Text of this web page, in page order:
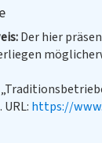
Der hier
https://